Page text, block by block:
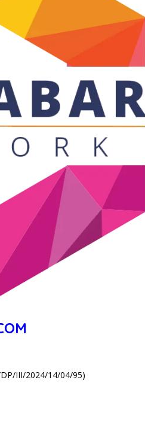
III/2024/14/04/95)